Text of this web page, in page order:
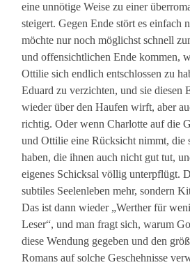
eine unnötige Weise zu einer
steigert. Gegen Ende stört es einfach
möchte nur noch möglichst schnell
und offensichtlichen Ende kommen,
Ottilie sich endlich entschlossen zu
Eduard zu verzichten, und sie diesen
wieder über den Haufen wirft, aber
richtig. Oder wenn Charlotte auf die
und Ottilie eine Rücksicht nimmt, die
haben, die ihnen auch nicht gut tut,
eigenes Schicksal völlig unterpflügt.
subtiles Seelenleben mehr, sondern
Das ist dann wieder „Werther für
Leser“, und man fragt sich, warum
diese Wendung gegeben und den
Romans auf solche Geschehnisse